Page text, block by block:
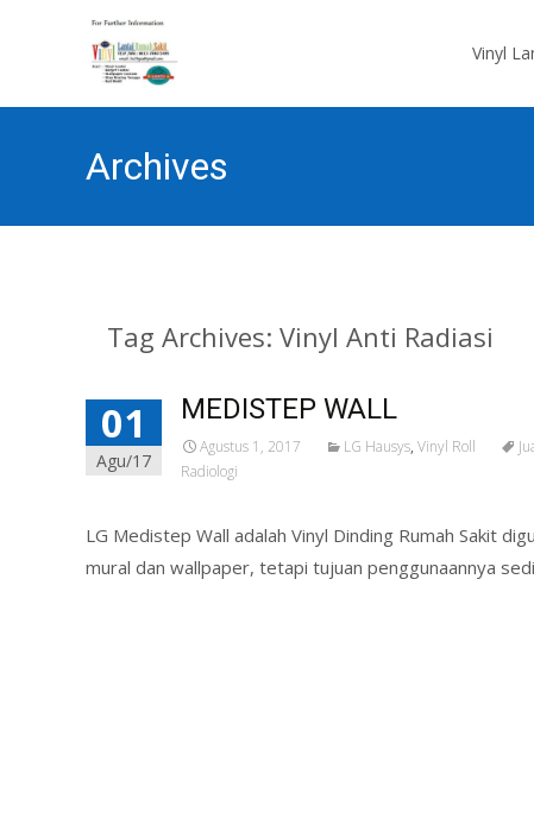
Vinyl
Archives
Tag Archives: Vinyl Anti Radiasi
01
Agu/17
MEDISTEP WALL
Agustus 1, 2017 LG Hausys, Vinyl Roll
Radiologi
LG Medistep Wall adalah Vinyl Dinding Rumah Sakit
mural dan wallpaper, tetapi tujuan penggunaannya